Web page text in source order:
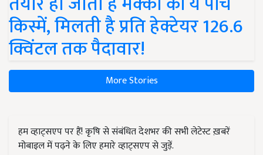
किस्में, मिलती है प्रति हेक्टेयर 126.6
क्विंटल तक पैदावार!
More Stories
हम व्हाट्सएप पर हैं! कृषि से संबंधित देशभर की सभी लेटेस्ट ख़बरें
मोबाइल में पढ़ने के लिए हमारे व्हाट्सएप से जुड़ें.